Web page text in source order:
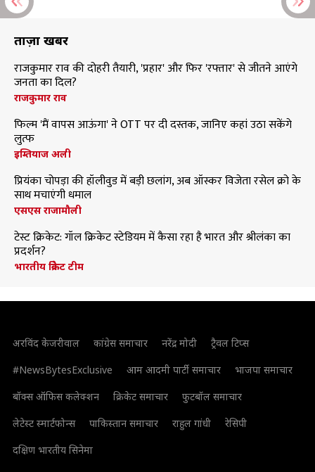
ताज़ा खबरें
राजकुमार राव की दोहरी तैयारी, 'प्रहार' और फिर 'रफ्तार' से जीतने आएंगे
जनता का दिल?
राजकुमार राव
फिल्म 'मैं वापस आऊंगा' ने OTT पर दी दस्तक, जानिए कहां उठा सकेंगे
लुत्फ
इम्तियाज अली
प्रियंका चोपड़ा की हॉलीवुड में बड़ी छलांग, अब ऑस्कर विजेता रसेल क्रो के
साथ मचाएंगी धमाल
एसएस राजामौली
टेस्ट क्रिकेट: गॉल क्रिकेट स्टेडियम में कैसा रहा है भारत और श्रीलंका का
प्रदर्शन?
भारतीय क्रिकेट टीम
अरविंद केजरीवाल कांग्रेस समाचार नरेंद्र मोदी
ट्रैवल टिप्स
#NewsBytesExclusive
आम आदमी पार्टी समाचार
भाजपा समाचार
बॉक्स ऑफिस कलेक्शन
क्रिकेट समाचार
फुटबॉल समाचार
लेटेस्ट स्मार्टफोन्स
पाकिस्तान समाचार राहुल गांधी
रेसिपी
दक्षिण भारतीय सिनेमा